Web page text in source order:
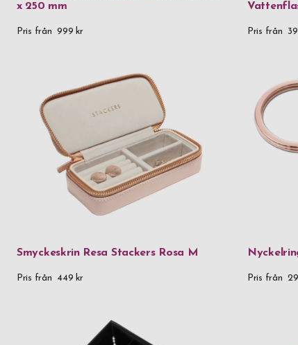
x 250 mm
Pris från 999 kr Pris från
Smyckeskrin Resa Stackers Rosa M
Pris från 449 kr Pris från